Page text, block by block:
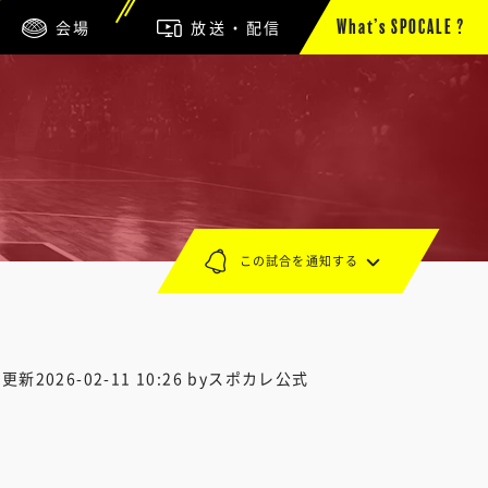
会場 放送・配信 What’s SPOCALE ?
新2026-02-11 10:26 byスポカレ公式
この試合を通知する